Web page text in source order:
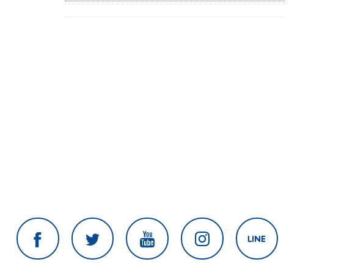
เจ้าภาพต่อ ปี 2570